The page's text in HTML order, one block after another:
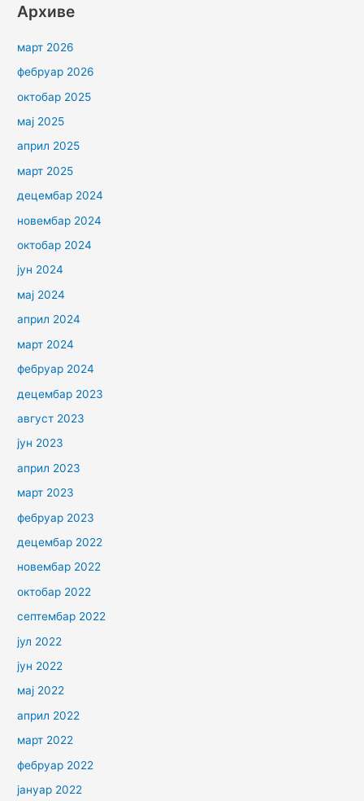
Архиве
март 2026
фебруар 2026
октобар 2025
мај 2025
април 2025
март 2025
децембар 2024
новембар 2024
октобар 2024
јун 2024
мај 2024
април 2024
март 2024
фебруар 2024
децембар 2023
август 2023
јун 2023
април 2023
март 2023
фебруар 2023
децембар 2022
новембар 2022
октобар 2022
септембар 2022
јул 2022
јун 2022
мај 2022
април 2022
март 2022
фебруар 2022
јануар 2022